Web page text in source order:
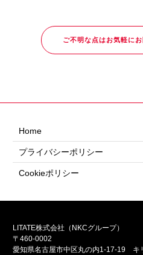
ご不明な点はお気軽に
Home
プライバシーポリシー
Cookieポリシー
LITATE株式会社（NKCグループ）
〒460-0002
愛知県名古屋市中区丸の内1-17-19 キ